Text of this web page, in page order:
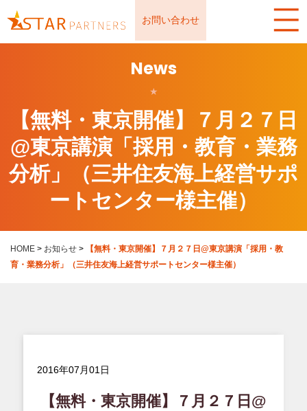
お問い合わせ
News
★
【無料・東京開催】７月２７日
@東京講演「採用・教育・業務
分析」（三井住友海上経営サポ
ートセンター様主催）
HOME > お知らせ >
【無料・東京開催】７月２７日@東京講演「採用・教
育・業務分析」（三井住友海上経営サポートセンター様主催）
2016年07月01日
【無料・東京開催】７月２７日@